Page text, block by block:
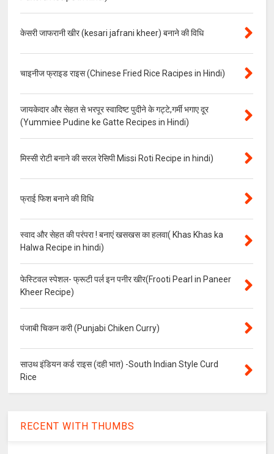
केसरी जाफरानी खीर (kesari jafrani kheer) बनाने की विधि
चाइनीज फ्राइड राइस (Chinese Fried Rice Racipes in Hindi)
जायकेदार और सेहत से भरपूर स्वादिष्ट पुदीने के गट्टे,गर्मी भगाए दूर
(Yummiee Pudine ke Gatte Recipes in Hindi)
मिस्सी रोटी बनाने की सरल रेसिपी Missi Roti Recipe in hindi)
फ्राई फिश बनाने की विधि
स्वाद और सेहत की परंपरा ! बनाएं खसखस का हलवा( Khas Khas ka
Halwa Recipe in hindi)
फेस्टिवल स्पेशल- फ्रूटी पर्ल इन पनीर खीर(Frooti Pearl in Paneer
Kheer Recipe)
पंजाबी चिकन करी (Punjabi Chiken Curry)
साउथ इंडियन कर्ड राइस (दही भात) -South Indian Style Curd
Rice
RECENT WITH THUMBS